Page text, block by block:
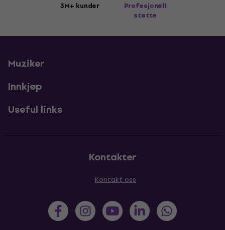
3M+ kunder
Profesjonell
støtte
Muziker
Innkjøp
Useful links
Kontakter
Kontakt oss